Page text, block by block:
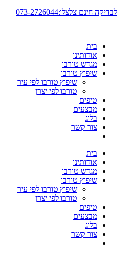
דלג
לבדיקה חינם צלצלו:073-2726044
בית
אודותינו
מגדש טורבו
שיפוץ טורבו
שיפוץ טורבו לפי עיר
טורבו לפי יצרן
טיפים
מבצעים
בלוג
צור קשר
בית
אודותינו
מגדש טורבו
שיפוץ טורבו
שיפוץ טורבו לפי עיר
טורבו לפי יצרן
טיפים
מבצעים
בלוג
צור קשר